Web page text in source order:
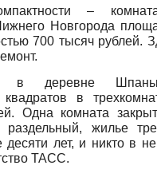
–
Новгорода
700 тысяч рублей.
в деревне
в
Одна комната
жилье
десяти лет, и никто в
ТАСС.